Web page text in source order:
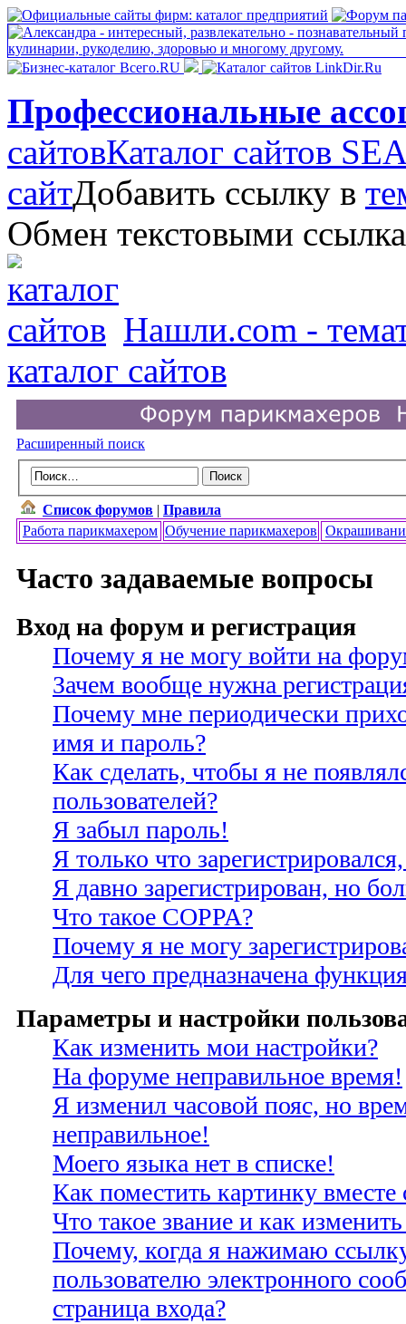
Профессиональные
сайтовКаталог сайтов
сайтДобавить ссылку в
Обмен текстовыми
Нашли.com -
каталог сайтов
Расширенный поиск
Список форумов | Правила
Работа парикмахером Обучение парикмахеров
Часто задаваемые вопросы
Вход на форум и регистрация
Почему я не могу войти на
Зачем вообще нужна
Почему мне периодически
имя и пароль?
Как сделать, чтобы я не
пользователей?
Я забыл пароль!
Я только что
Я давно зарегистрирован, но
Что такое COPPA?
Почему я не могу
Для чего предназначена
Параметры и настройки
Как изменить мои настройки?
На форуме неправильное время!
Я изменил часовой пояс, но
неправильное!
Моего языка нет в списке!
Как поместить картинку
Что такое звание и как изменить
Почему, когда я нажимаю
пользователю электронного
страница входа?